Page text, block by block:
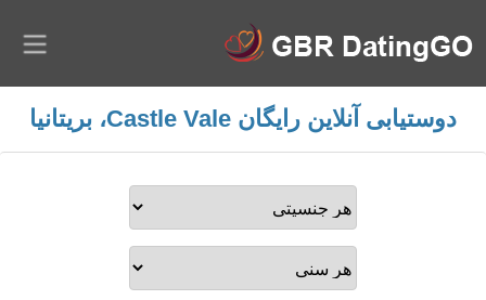
دوستیابی آنلاین رایگان Castle Vale، بریتانیا